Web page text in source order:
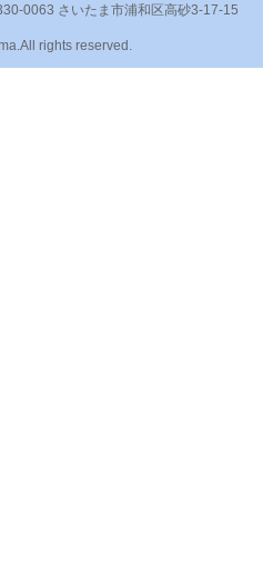
0063 さいたま市浦和区高砂3-17-15
rights reserved.